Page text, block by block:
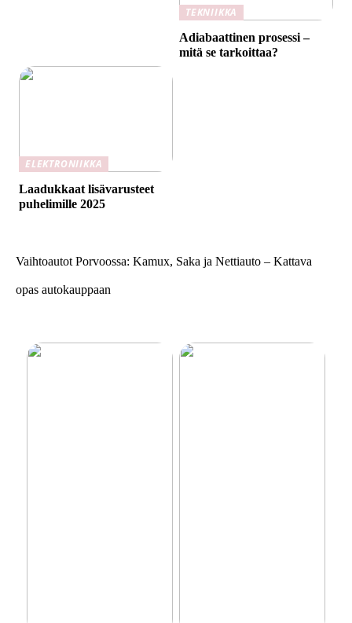
TEKNIIKKA
Adiabaattinen prosessi –
mitä se tarkoittaa?
ELEKTRONIIKKA
Laadukkaat lisävarusteet
puhelimille 2025
Vaihtoautot Porvoossa: Kamux, Saka ja Nettiauto – Kattava
opas autokauppaan